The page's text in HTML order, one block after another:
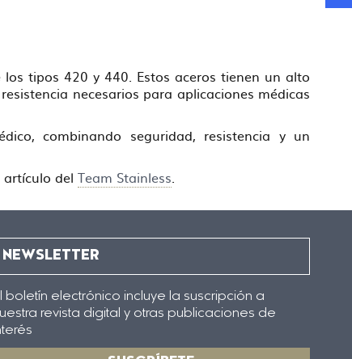
tipos 420 y 440. Estos aceros tienen un alto
necesarios para aplicaciones médicas
combinando seguridad, resistencia y un
del Team Stainless.
NEWSLETTER
boletín electrónico incluye la suscripción a
revista digital y otras publicaciones de